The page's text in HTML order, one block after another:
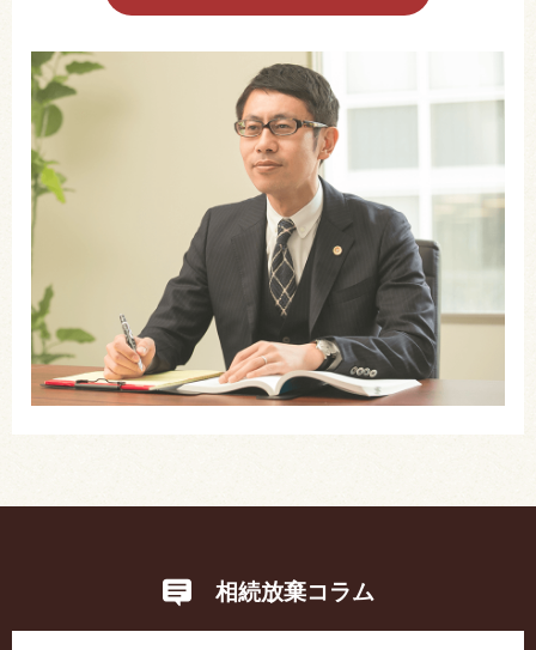
相続放棄コラム